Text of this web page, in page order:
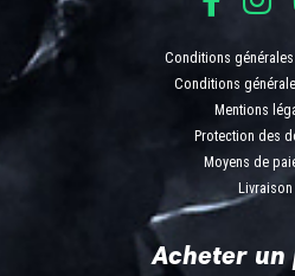
Conditions
Conditions
Mentions
Protection des
Moyens de
Livraison
Acheter un